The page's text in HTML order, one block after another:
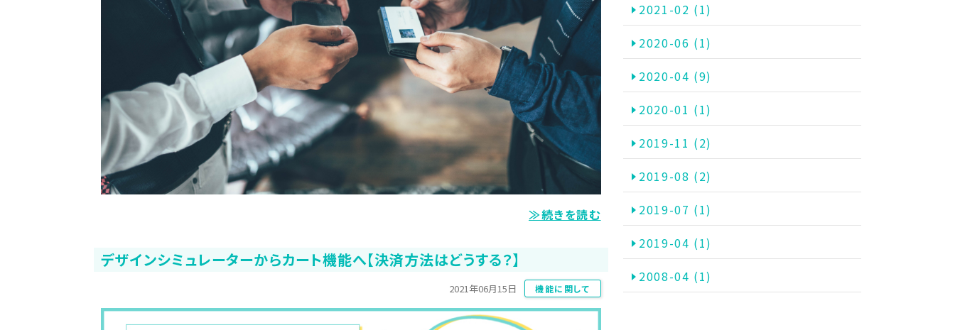
≫続きを読む
デザインシミュレーターからカート機能へ【決済方法はどうする？】
2021年06月15日 機能に関して
2021-02 (1)
2020-06 (1)
2020-04 (9)
2020-01 (1)
2019-11 (2)
2019-08 (2)
2019-07 (1)
2019-04 (1)
2008-04 (1)